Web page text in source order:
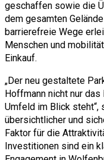
geschaffen sowie die
dem gesamten
barrierefreie Wege
Menschen und
Einkauf.
„Der neu gestaltete
Hoffmann nicht nur
Umfeld im Blick steht“,
übersichtlicher und
Faktor für die
Investitionen sind ein